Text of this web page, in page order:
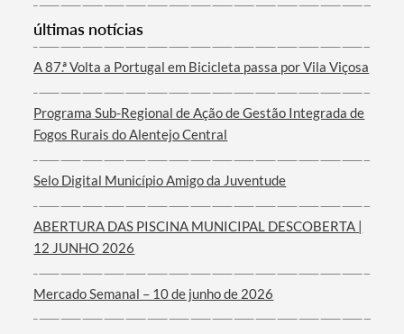
Categorias gerais
Filtros
últimas notícias
A 87.ª Volta a Portugal em Bicicleta passa por Vila Viçosa
Programa Sub-Regional de Ação de Gestão Integrada de
Fogos Rurais do Alentejo Central
Selo Digital Município Amigo da Juventude
ABERTURA DAS PISCINA MUNICIPAL DESCOBERTA |
12 JUNHO 2026
Mercado Semanal – 10 de junho de 2026